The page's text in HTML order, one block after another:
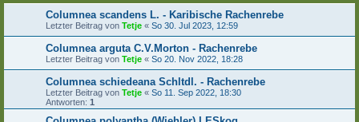
Columnea scandens L. - Karibische Rachenrebe
Letzter Beitrag von Tetje « So 30. Jul 2023, 12:59
Columnea arguta C.V.Morton - Rachenrebe
Letzter Beitrag von Tetje « So 20. Nov 2022, 18:28
Columnea schiedeana Schltdl. - Rachenrebe
Letzter Beitrag von Tetje « So 11. Sep 2022, 18:30
Antworten: 1